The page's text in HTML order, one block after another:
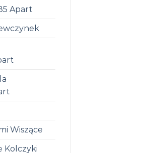
Apart
Wiszące
Kolczyki